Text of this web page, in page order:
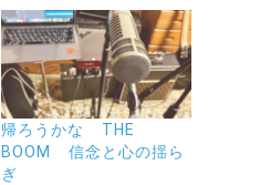
帰ろうかな THE
BOOM 信念と心の揺ら
ぎ